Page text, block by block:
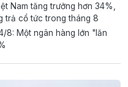
Nam tăng trưởng hơn 34%,
trả cổ tức trong tháng 8
8: Một ngân hàng lớn "lăn